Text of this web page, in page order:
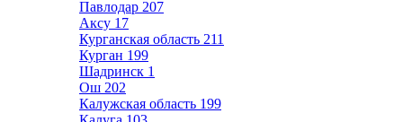
Павлодар 207
Аксу 17
Курганская область 211
Курган 199
Шадринск 1
Ош 202
Калужская область 199